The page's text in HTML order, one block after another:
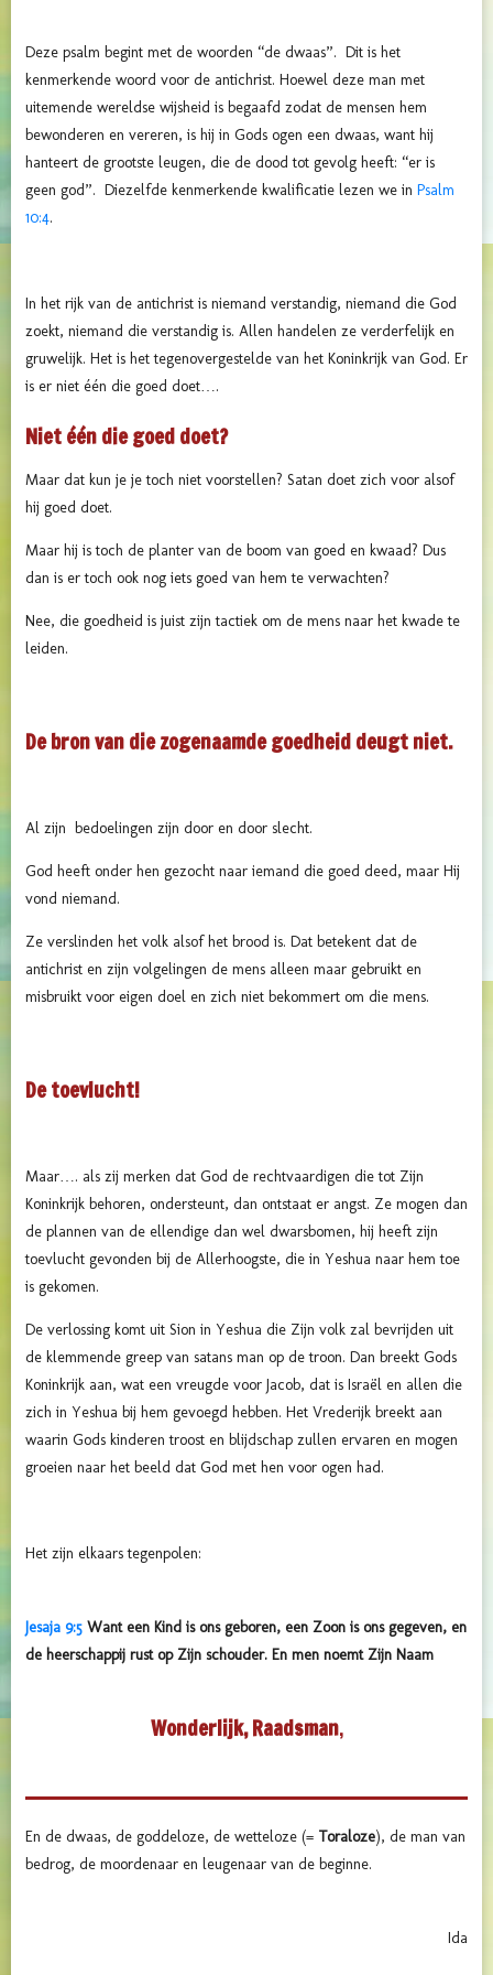
Deze psalm begint met de woorden “de dwaas”. Dit is het
kenmerkende woord voor de antichrist. Hoewel deze man met
uitemende wereldse wijsheid is begaafd zodat de mensen hem
bewonderen en vereren, is hij in Gods ogen een dwaas, want hij
hanteert de grootste leugen, die de dood tot gevolg heeft: “er is
geen god”. Diezelfde kenmerkende kwalificatie lezen we in Psalm
10:4.
In het rijk van de antichrist is niemand verstandig, niemand die God
zoekt, niemand die verstandig is. Allen handelen ze verderfelijk en
gruwelijk. Het is het tegenovergestelde van het Koninkrijk van God. Er
is er niet één die goed doet….
Niet één die goed doet?
Maar dat kun je je toch niet voorstellen? Satan doet zich voor alsof
hij goed doet.
Maar hij is toch de planter van de boom van goed en kwaad? Dus
dan is er toch ook nog iets goed van hem te verwachten?
Nee, die goedheid is juist zijn tactiek om de mens naar het kwade te
leiden.
De bron van die zogenaamde goedheid deugt niet.
Al zijn bedoelingen zijn door en door slecht.
God heeft onder hen gezocht naar iemand die goed deed, maar Hij
vond niemand.
Ze verslinden het volk alsof het brood is. Dat betekent dat de
antichrist en zijn volgelingen de mens alleen maar gebruikt en
misbruikt voor eigen doel en zich niet bekommert om die mens.
De toevlucht!
Maar…. als zij merken dat God de rechtvaardigen die tot Zijn
Koninkrijk behoren, ondersteunt, dan ontstaat er angst. Ze mogen dan
de plannen van de ellendige dan wel dwarsbomen, hij heeft zijn
toevlucht gevonden bij de Allerhoogste, die in Yeshua naar hem toe
is gekomen.
De verlossing komt uit Sion in Yeshua die Zijn volk zal bevrijden uit
de klemmende greep van satans man op de troon. Dan breekt Gods
Koninkrijk aan, wat een vreugde voor Jacob, dat is Israël en allen die
zich in Yeshua bij hem gevoegd hebben. Het Vrederijk breekt aan
waarin Gods kinderen troost en blijdschap zullen ervaren en mogen
groeien naar het beeld dat God met hen voor ogen had.
Het zijn elkaars tegenpolen:
Jesaja 9:5 Want een Kind is ons geboren, een Zoon is ons gegeven, en
de heerschappij rust op Zijn schouder. En men noemt Zijn Naam
Wonderlijk, Raadsman,
En de dwaas, de goddeloze, de wetteloze (= Toraloze), de man van
bedrog, de moordenaar en leugenaar van de beginne.
Ida